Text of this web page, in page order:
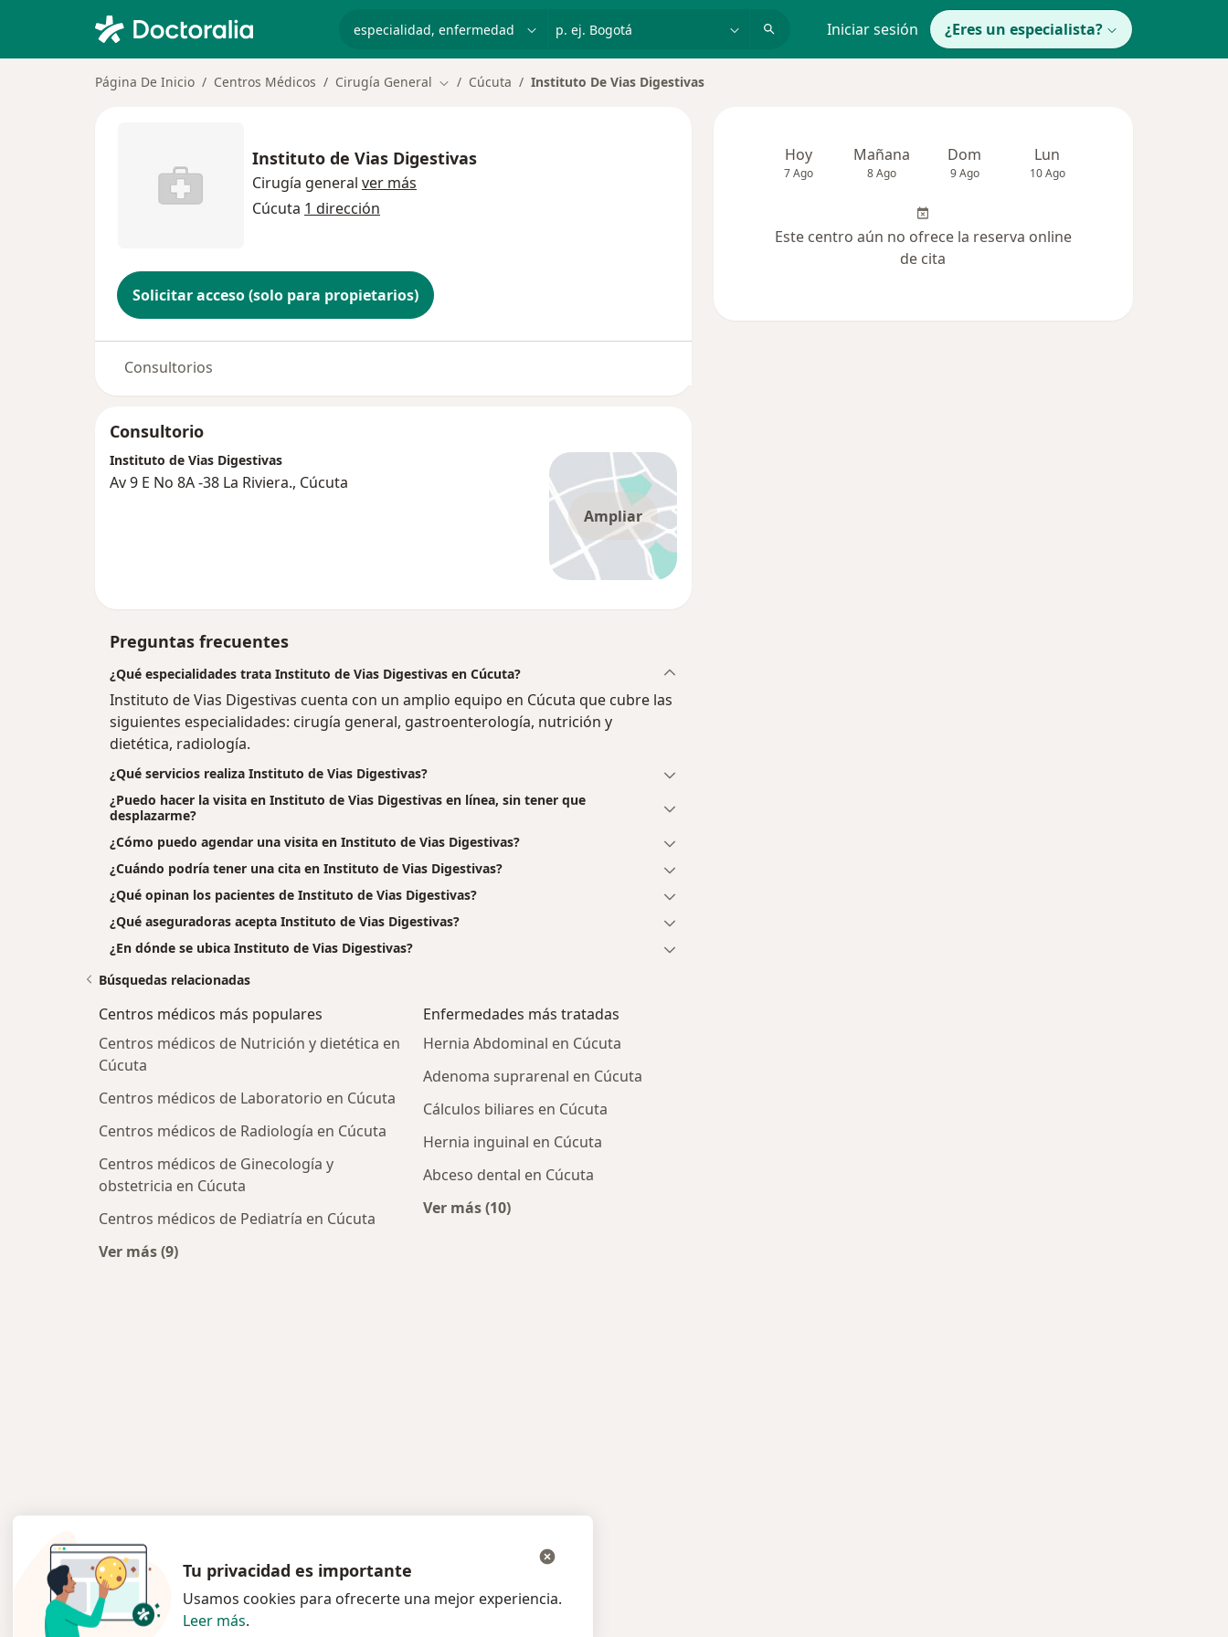
p. ej. Bogotá Iniciar sesión ¿Eres un especialista?
Página De Inicio Centros Médicos Cirugía General Cambiar de ciudad
Cúcuta Instituto De Vias Digestivas
Instituto de Vias Digestivas
Cirugía general ver más
Cúcuta 1 dirección
Solicitar acceso (solo para propietarios)
Consultorios
Consultorio
Ampliar
Instituto de Vias Digestivas
Av 9 E No 8A -38 La Riviera., Cúcuta
Preguntas frecuentes
¿Qué especialidades trata Instituto de Vias Digestivas en Cúcuta?
Instituto de Vias Digestivas cuenta con un amplio equipo en Cúcuta que cubre las
siguientes especialidades: cirugía general, gastroenterología, nutrición y
dietética, radiología.
¿Qué servicios realiza Instituto de Vias Digestivas?
¿Puedo hacer la visita en Instituto de Vias Digestivas en línea, sin tener que
desplazarme?
¿Cómo puedo agendar una visita en Instituto de Vias Digestivas?
¿Cuándo podría tener una cita en Instituto de Vias Digestivas?
¿Qué opinan los pacientes de Instituto de Vias Digestivas?
¿Qué aseguradoras acepta Instituto de Vias Digestivas?
¿En dónde se ubica Instituto de Vias Digestivas?
Hoy
7 Ago
Mañana
8 Ago
Dom
9 Ago
Lun
10 Ago
Este centro aún no ofrece la reserva online
de cita
Búsquedas relacionadas
Centros médicos más populares
Centros médicos de Nutrición y dietética en
Cúcuta
Centros médicos de Laboratorio en Cúcuta
Centros médicos de Radiología en Cúcuta
Centros médicos de Ginecología y
obstetricia en Cúcuta
Centros médicos de Pediatría en Cúcuta
Ver más (9)
Enfermedades más tratadas
Hernia Abdominal en Cúcuta
Adenoma suprarenal en Cúcuta
Cálculos biliares en Cúcuta
Hernia inguinal en Cúcuta
Abceso dental en Cúcuta
Ver más (10)
Tu privacidad es importante
Usamos cookies para ofrecerte una mejor experiencia.
Leer más.